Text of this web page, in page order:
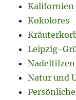
Kalifornien
Kokolores
Leipzig-
Nadelfilzen
Natur und